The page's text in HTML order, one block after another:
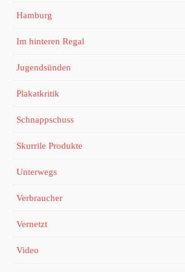
Hamburg
Im hinteren Regal
Jugendsünden
Plakatkritik
Schnappschuss
Skurrile Produkte
Unterwegs
Verbraucher
Vernetzt
Video